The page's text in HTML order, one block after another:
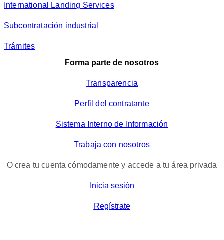
International Landing Services
Subcontratación industrial
Trámites
Forma parte de nosotros
Transparencia
Perfil del contratante
Sistema Interno de Información
Trabaja con nosotros
O crea tu cuenta cómodamente y accede a tu área privada
Inicia sesión
Regístrate